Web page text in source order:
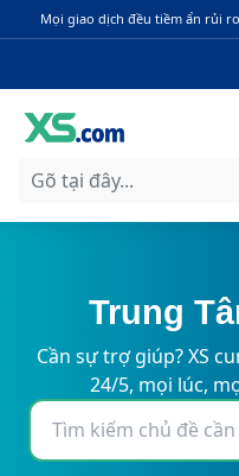
Mọi giao dịch đều tiềm ẩn rủi
Trung
Cần sự trợ giúp? XS
24/5, mọi lúc,